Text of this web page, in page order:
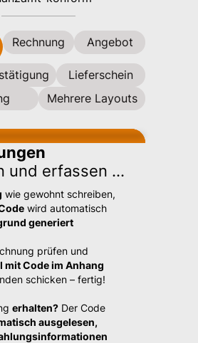
Rechnung Angebot
Lieferschein
Mehrere Layouts
und erfassen ...
wie gewohnt schreiben,
wird automatisch
generiert
prüfen und
mit Code im Anhang
schicken – fertig!
erhalten? Der Code
ausgelesen,